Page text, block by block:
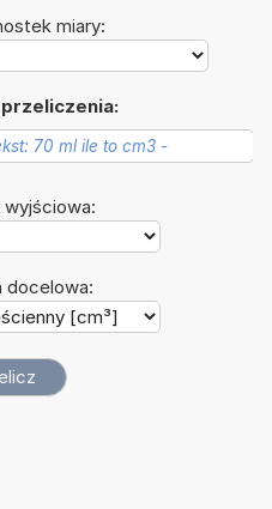
miary:
docelowa: